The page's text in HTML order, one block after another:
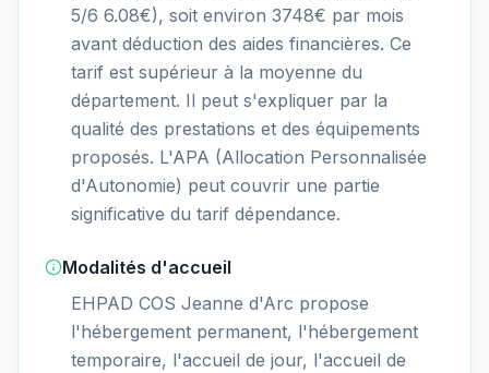
5/6 6.08€), soit environ 3748€ par mois
avant déduction des aides financières. Ce
tarif est supérieur à la moyenne du
département. Il peut s'expliquer par la
qualité des prestations et des équipements
proposés. L'APA (Allocation Personnalisée
d'Autonomie) peut couvrir une partie
significative du tarif dépendance.
Modalités d'accueil
EHPAD COS Jeanne d'Arc propose
l'hébergement permanent, l'hébergement
temporaire, l'accueil de jour, l'accueil de